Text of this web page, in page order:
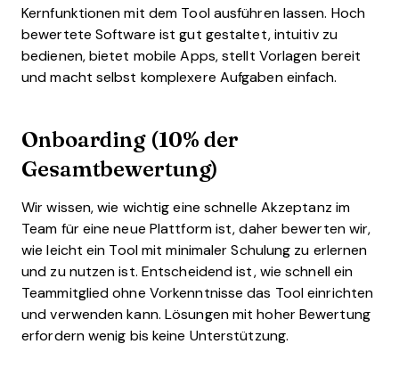
Kernfunktionen mit dem Tool ausführen lassen. Hoch
bewertete Software ist gut gestaltet, intuitiv zu
bedienen, bietet mobile Apps, stellt Vorlagen bereit
und macht selbst komplexere Aufgaben einfach.
Onboarding (10% der
Gesamtbewertung)
Wir wissen, wie wichtig eine schnelle Akzeptanz im
Team für eine neue Plattform ist, daher bewerten wir,
wie leicht ein Tool mit minimaler Schulung zu erlernen
und zu nutzen ist. Entscheidend ist, wie schnell ein
Teammitglied ohne Vorkenntnisse das Tool einrichten
und verwenden kann. Lösungen mit hoher Bewertung
erfordern wenig bis keine Unterstützung.